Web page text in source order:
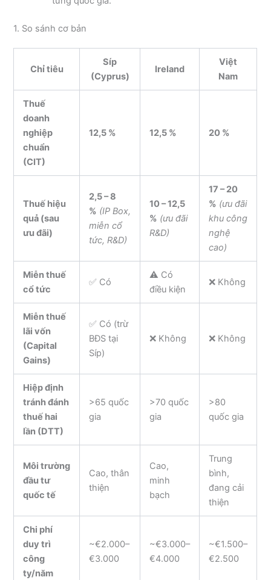
1. So sánh cơ bản
Chỉ tiêu
Síp
(Cyprus)
Ireland
Việt
Nam
Thuế
doanh
nghiệp
chuẩn
(CIT)
12,5 % 12,5 % 20 %
Thuế hiệu
quả (sau
ưu đãi)
2,5 – 8
% (IP Box,
miễn cổ
tức, R&D)
10 – 12,5
% (ưu đãi
R&D)
17 – 20
% (ưu đãi
khu công
nghệ
cao)
Miễn thuế
cổ tức
✅ Có
⚠️ Có
điều kiện
❌ Không
Miễn thuế
lãi vốn
(Capital
Gains)
✅ Có (trừ
BĐS tại
Síp)
❌ Không ❌ Không
Hiệp định
tránh đánh
thuế hai
lần (DTT)
>65 quốc
gia
>70 quốc
gia
>80
quốc gia
Môi trường
đầu tư
quốc tế
Cao, thân
thiện
Cao,
minh
bạch
Trung
bình,
đang cải
thiện
Chi phí
duy trì
công
ty/năm
~€2.000–
€3.000
~€3.000–
€4.000
~€1.500–
€2.500